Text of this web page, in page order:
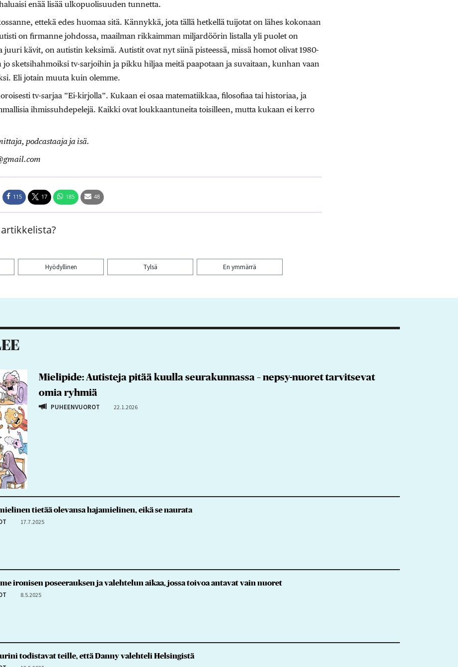
enää lisää ulkopuolisuuden tunnetta.
ettekä edes huomaa sitä. Kännykkä, jota tällä hetkellä tuijotat on lähes kokonaan
on firmanne johdossa, maailman rikkaimman miljardöörin listalla yli puolet on
juuri kävit, on autistin keksimä. Autistit ovat nyt siinä pisteessä, missä homot olivat 1980-
jo sketsihahmoiksi tv-sarjoihin ja pikku hiljaa meitä paapotaan ja suvaitaan, kunhan vaan
Eli jotain muuta kuin olemme.
tv-sarjaa ”Ei-kirjolla”. Kukaan ei osaa matematiikkaa, filosofiaa tai historiaa, ja
ihmissuhdepelejä. Kaikki ovat loukkaantuneita toisilleen, mutta kukaan ei kerro
podcastaaja ja isä.
115 17 185 48
Hyödyllinen Tylsä En ymmärrä
Mielipide: Autisteja pitää kuulla seurakunnassa – nepsy-nuoret tarvitsevat
omia ryhmiä
PUHEENVUOROT 22.1.2026
tietää olevansa hajamielinen, eikä se naurata
17.7.2025
ironisen poseerauksen ja valehtelun aikaa, jossa toivoa antavat vain nuoret
8.5.2025
todistavat teille, että Danny valehteli Helsingistä